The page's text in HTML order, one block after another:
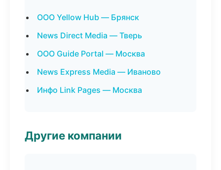
ООО Yellow Hub — Брянск
News Direct Media — Тверь
ООО Guide Portal — Москва
News Express Media — Иваново
Инфо Link Pages — Москва
Другие компании